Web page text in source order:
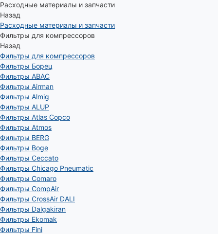
Расходные материалы и запчасти
Назад
Расходные материалы и запчасти
Фильтры для компрессоров
Назад
Фильтры для компрессоров
Фильтры Борец
Фильтры ABAC
Фильтры Airman
Фильтры Almig
Фильтры ALUP
Фильтры Atlas Copco
Фильтры Atmos
Фильтры BERG
Фильтры Boge
Фильтры Ceccato
Фильтры Chicago Pneumatic
Фильтры Comaro
Фильтры CompAir
Фильтры CrossAir DALI
Фильтры Dalgakiran
Фильтры Ekomak
Фильтры Fini